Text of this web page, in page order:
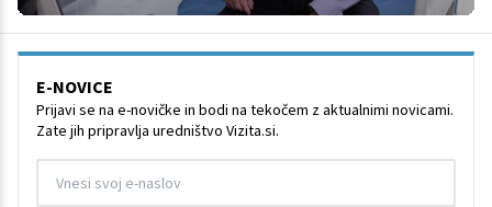
E-NOVICE
Prijavi se na e-novičke in bodi na tekočem z aktualnimi novicami.
Zate jih pripravlja uredništvo Vizita.si.